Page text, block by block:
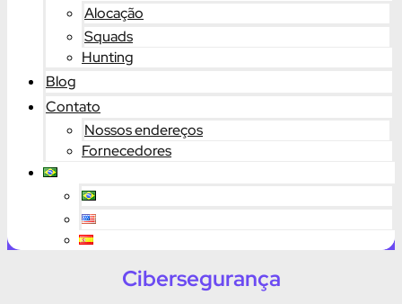
Alocação
Squads
Hunting
Blog
Contato
Nossos endereços
Fornecedores
Cibersegurança